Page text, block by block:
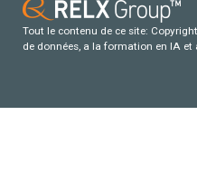
Tout le contenu de ce site:
de données, a la formation en IA